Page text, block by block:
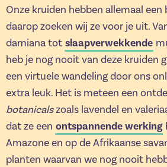
Onze kruiden hebben allemaal een
daarop zoeken wij ze voor je uit.
damiana tot slaapverwekkende
heb je nog nooit van deze kruiden
een virtuele wandeling door ons
extra leuk. Het is meteen een
botanicalszoals lavendel en
dat ze een ontspannende werking
Amazone en op de Afrikaanse
planten waarvan we nog nooit